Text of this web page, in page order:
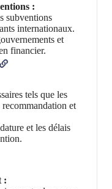
:
subventions
internationaux.
et
financier.
tels que les
recommandation et
et les délais
: